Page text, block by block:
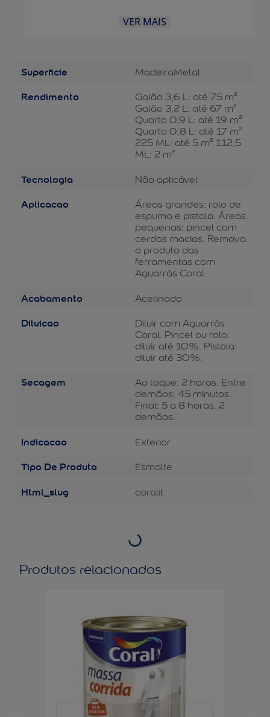
VER MAIS
Superficie MadeiraMetal
Rendimento
Galão 3,6 L: até 75 m²
Galão 3,2 L: até 67 m²
Quarto 0,9 L: até 19 m²
Quarto 0,8 L: até 17 m²
225 ML: até 5 m² 112,5
ML: 2 m²
Tecnologia Não aplicável
Aplicacao
Áreas grandes: rolo de
espuma e pistola. Áreas
pequenas: pincel com
cerdas macias. Remova
o produto das
ferramentas com
Aguarrás Coral.
Acabamento Acetinado
Diluicao
Diluir com Aguarrás
Coral. Pincel ou rolo:
diluir até 10%. Pistola:
diluir até 30%.
Secagem
Ao toque: 2 horas. Entre
demãos: 45 minutos.
Final: 5 a 8 horas. 2
demãos.
Indicacao Exterior
Tipo De Produto Esmalte
Html_slug coralit
Produtos relacionados